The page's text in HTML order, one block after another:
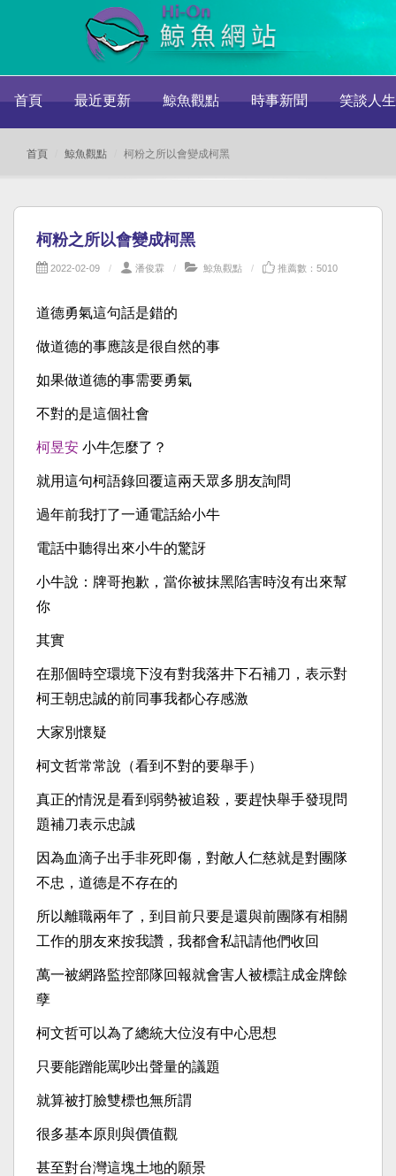
首頁 最近更新 鯨魚觀點 時事新聞 笑談人生
首頁 鯨魚觀點 柯粉之所以會變成柯黑
柯粉之所以會變成柯黑
2022-02-09 潘俊霖 鯨魚觀點 推薦數：5010
道德勇氣這句話是錯的
做道德的事應該是很自然的事
如果做道德的事需要勇氣
不對的是這個社會
柯昱安 小牛怎麼了？
就用這句柯語錄回覆這兩天眾多朋友詢問
過年前我打了一通電話給小牛
電話中聽得出來小牛的驚訝
小牛說：牌哥抱歉，當你被抹黑陷害時沒有出來幫
你
其實
在那個時空環境下沒有對我落井下石補刀，表示對
柯王朝忠誠的前同事我都心存感激
大家別懷疑
柯文哲常常說（看到不對的要舉手）
真正的情況是看到弱勢被追殺，要趕快舉手發現問
題補刀表示忠誠
因為血滴子出手非死即傷，對敵人仁慈就是對團隊
不忠，道德是不存在的
所以離職兩年了，到目前只要是還與前團隊有相關
工作的朋友來按我讚，我都會私訊請他們收回
萬一被網路監控部隊回報就會害人被標註成金牌餘
孽
柯文哲可以為了總統大位沒有中心思想
只要能蹭能罵吵出聲量的議題
就算被打臉雙標也無所謂
很多基本原則與價值觀
甚至對台灣這塊土地的願景